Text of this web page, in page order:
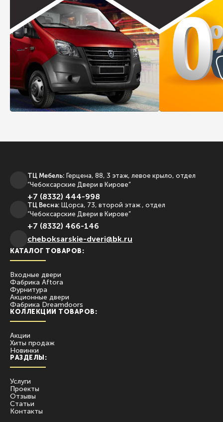
КАТАЛОГ ТОВАРОВ:
Входные двери
Фабрика Aftora
Фурнитура
Акционные двери
Фабрика Dreamdoors
КОЛЛЕКЦИИ ТОВАРОВ:
Акции
Хиты продаж
Новинки
РАЗДЕЛЫ:
Услуги
Проекты
Отзывы
Статьи
Контакты
ТЦ Мебель: Герцена, 88, 3 этаж, левое крыло, отдел
“Чебоксарские Двери в Кирове”
+7 (8332) 444-998
ТЦ Весна: Щорса, 73, второй этаж , отдел
“Чебоксарские Двери в Кирове”
+7 (8332) 466-146
сheboksarskie-dveri@bk.ru